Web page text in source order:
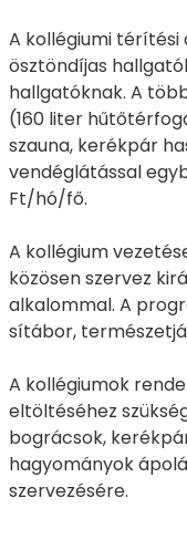
A kollégiumi térítési
ösztöndíjas
hallgatóknak. A
(160 liter
szauna, kerékpár
vendéglátással
Ft/hó/fő.
A kollégium
közösen szervez
alkalommal. A
sítábor,
A kollégiumok
eltöltéséhez
bográcsok,
hagyományok
szervezésére.